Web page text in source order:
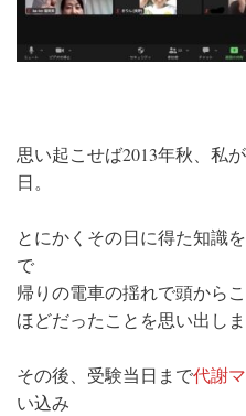
思い起こせば2013年秋、私が
日。
とにかくその日に得た知識
で
帰りの電車の揺れで頭から
ほどだったことを思い出しま
その後、受験当日まで代謝
い込み